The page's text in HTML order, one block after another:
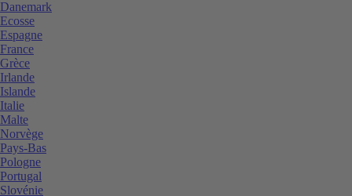
Danemark
Ecosse
Espagne
France
Grèce
Irlande
Islande
Italie
Malte
Norvège
Pays-Bas
Pologne
Portugal
Slovénie